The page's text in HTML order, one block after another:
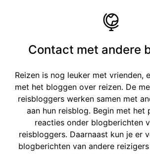
Contact met andere
Reizen is nog leuker met vrienden,
met het bloggen over reizen. De
reisbloggers werken samen met
aan hun reisblog. Begin met het
reacties onder blogberichten
reisbloggers. Daarnaast kun je er
blogberichten van andere